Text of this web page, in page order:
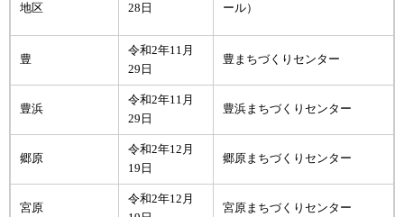
地区
28日
ール）
豊
令和2年11月
29日
豊まちづくりセンター
豊浜
令和2年11月
29日
豊浜まちづくりセンター
郷原
令和2年12月
19日
郷原まちづくりセンター
宮原
令和2年12月
宮原まちづくりセンター